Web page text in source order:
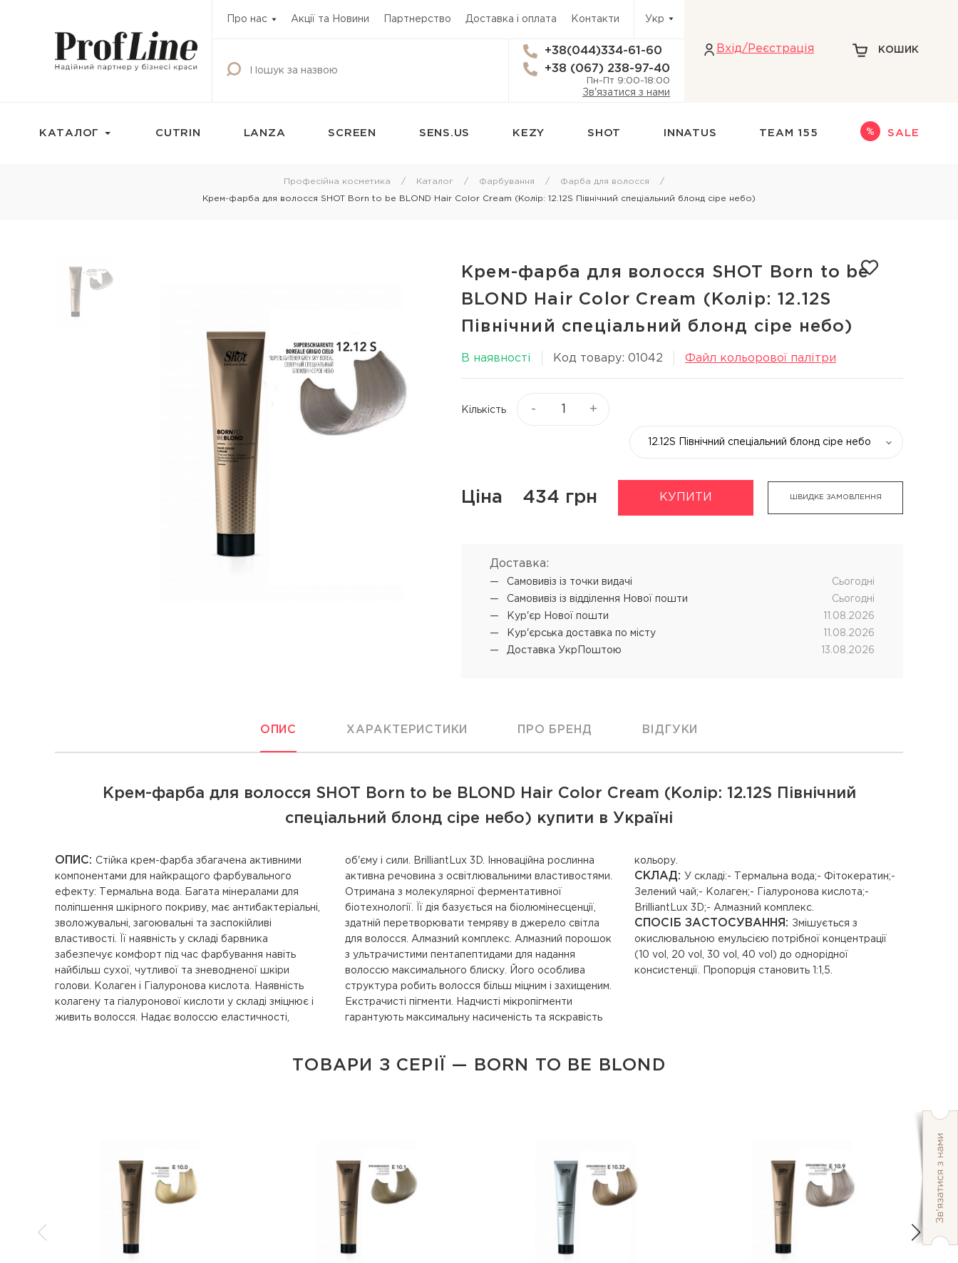
Про нас Акції та Новини Партнерство Доставка і оплата Контакти Укр
+38(044)334-61-60
+38 (067) 238-97-40
Пн-Пт 9:00-18:00
Зв'язатися з нами
Вхiд/Реєстрація КОШИК
КАТАЛОГ
Маска тонуюча для волосся
Шампунь
Спрей для волосся
Ампули для волосся
Показати ще
Термозахист
Спрей для укладки волосся
Гель для волосся
Віск та пасти для волосся
▼
Засоби від випадіння волосся
Лосьйон для шкіри голови
Олія для шкіри голови
НАБОРИ
ДЛЯ БЛОНДИНОК
Догляд за шкірою
Догляд за тілом
Догляд за шкірою обличчя
L'ANZA Ultimate Treatment
SHOT BI POWER миттєве
L'ANZA Color Attach
SHOT MY PERM
CUTRIN LANZA SCREEN SENS.US KEZY SHOT INNATUS TEAM 155 SALE
Професійна косметика Каталог Фарбування Фарба для волосся
Крем-фарба для волосся SHOT Born to be BLOND Hair Color Cream (Колір: 12.12S Північний спеціальний блонд сіре небо)
Крем-фарба для волосся SHOT Born to be
BLOND Hair Color Cream (Колір: 12.12S
Північний спеціальний блонд сіре небо)
В наявності Код товару: 01042 Файл кольорової палітри
Кількість - +
12.12S Північний спеціальний блонд сіре небо
Ціна 434 грн КУПИТИ ШВИДКЕ ЗАМОВЛЕННЯ
Доставка:
Самовивіз iз точки видачі
Cьогодні
Самовивіз iз відділення Нової пошти
Cьогодні
Кур'єр Нової пошти
11.08.2026
Кур'єрська доставка по місту
11.08.2026
Доставка УкрПоштою
13.08.2026
ОПИС ХАРАКТЕРИСТИКИ ПРО БРЕНД ВІДГУКИ
Крем-фарба для волосся SHOT Born to be BLOND Hair Color Cream (Колір: 12.12S Північний
спеціальний блонд сіре небо) купити в Україні
ОПИС: Стійка крем-фарба збагачена активними
компонентами для найкращого фарбувального
ефекту: Термальна вода. Багата мінералами для
поліпшення шкірного покриву, має антибактеріальні,
зволожувальні, загоювальні та заспокійливі
властивості. Її наявність у складі барвника
забезпечує комфорт під час фарбування навіть
найбільш сухої, чутливої ​​та зневодненої шкіри
голови. Колаген і Гіалуронова кислота. Наявність
колагену та гіалуронової кислоти у складі зміцнює і
живить волосся. Надає волоссю еластичності,
об'єму і сили. BrilliantLux 3D. Інноваційна рослинна
активна речовина з освітлювальними властивостями.
Отримана з молекулярної ферментативної
біотехнології. Її дія базується на біолюмінесценції,
здатній перетворювати темряву в джерело світла
для волосся. Алмазний комплекс. Алмазний порошок
з ультрачистими пентапептидами для надання
волоссю максимального блиску. Його особлива
структура робить волосся більш міцним і захищеним.
Екстрачисті пігменти. Надчисті мікропігменти
гарантують максимальну насиченість та яскравість
кольору.
СКЛАД: У складі:- Термальна вода;- Фітокератин;-
Зелений чай;- Колаген;- Гіалуронова кислота;-
BrilliantLux 3D;- Алмазний комплекс.
СПОСІБ ЗАСТОСУВАННЯ: Змішується з
окислювальною емульсією потрібної концентрації
(10 vol, 20 vol, 30 vol, 40 vol) до однорідної
консистенції. Пропорція становить 1:1,5.
ТОВАРИ З СЕРІЇ — BORN TO BE BLOND